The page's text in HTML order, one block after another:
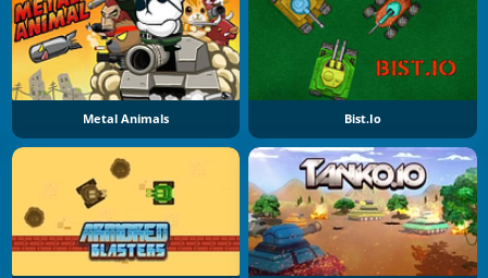
Metal Animals Bist.io